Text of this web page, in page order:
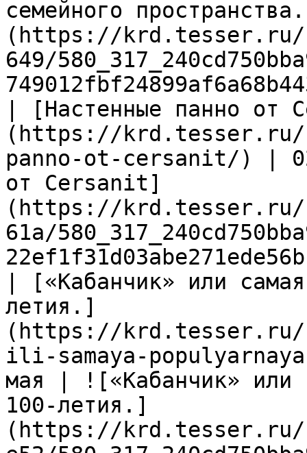
семейного
(https://krd.tesser.ru/
649/
| [Настенные панно от
(https://krd.tesser.ru/
panno-ot-cersanit/) |
от Cersanit]
(https://krd.tesser.ru/
61a/
| [«Кабанчик» или
летия.]
(https://krd.tesser.ru/
ili-samaya-
мая | ![«Кабанчик» или
100-летия.]
(https://krd.tesser.ru/